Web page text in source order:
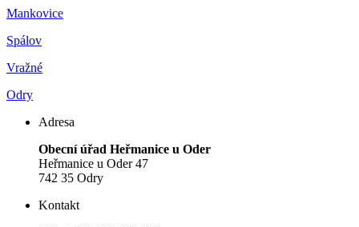
Mankovice
Spálov
Vražné
Odry
Adresa
Obecní úřad Heřmanice u Oder
Heřmanice u Oder 47
742 35 Odry
Kontakt